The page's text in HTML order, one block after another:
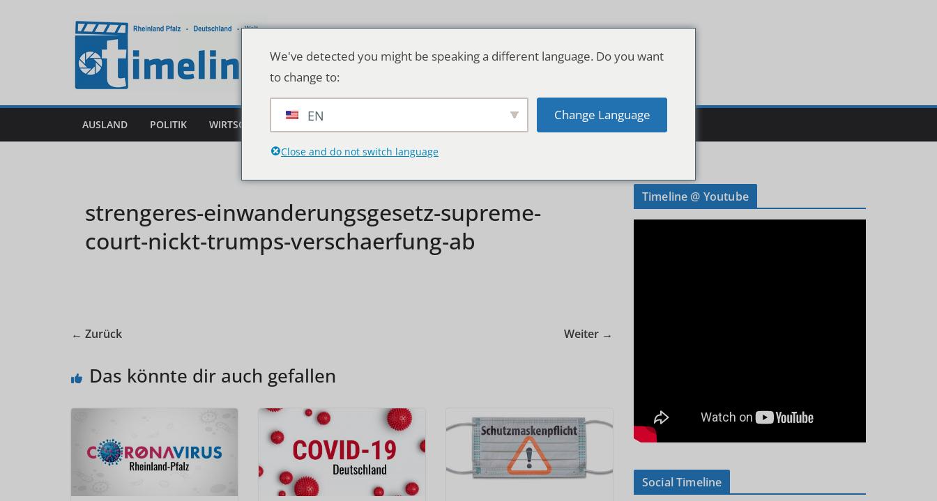
AUSLAND POLITIK WIRTSCHAFT DEUTSCHLAND & WELT
strengeres-einwanderungsgesetz-supreme-
court-nickt-trumps-verschaerfung-ab
← Zurück Weiter →
Das könnte dir auch gefallen
Timeline @ Youtube
Social Timeline
We've detected you might be speaking a different language. Do you want
to change to:
EN Change Language
Close and do not switch language